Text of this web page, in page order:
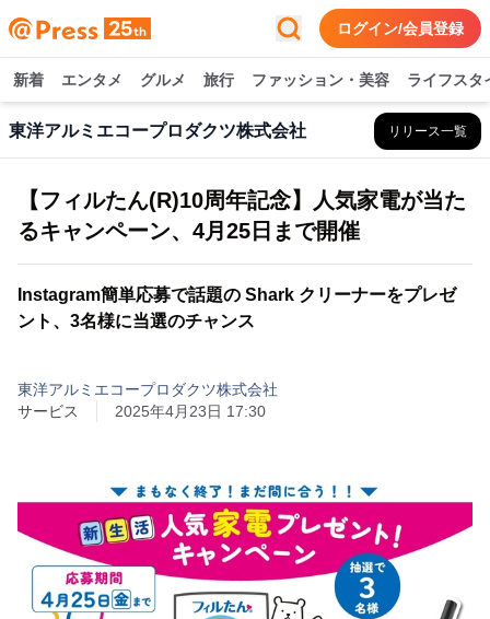
ログイン/会員登録
新着 エンタメ グルメ 旅行 ファッション・美容 ライフスタ
東洋アルミエコープロダクツ株式会社 リリース一覧
【フィルたん(R)10周年記念】人気家電が当た
るキャンペーン、4月25日まで開催
Instagram簡単応募で話題の Shark クリーナーをプレゼ
ント、3名様に当選のチャンス
東洋アルミエコープロダクツ株式会社
サービス
2025年4月23日 17:30